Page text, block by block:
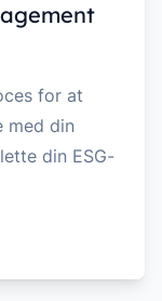
for at
med din
din ESG-